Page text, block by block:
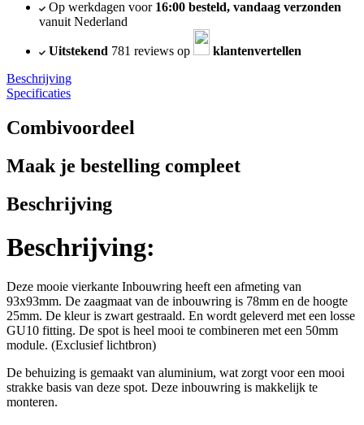
Op werkdagen voor 16:00 besteld, vandaag verzonden
vanuit Nederland
Uitstekend 781 reviews op
klantenvertellen
Beschrijving
Specificaties
Combivoordeel
Maak je bestelling compleet
Beschrijving
Beschrijving:
Deze mooie vierkante Inbouwring heeft een afmeting van
93x93mm. De zaagmaat van de inbouwring is 78mm en de hoogte
25mm. De kleur is zwart gestraald. En wordt geleverd met een losse
GU10 fitting. De spot is heel mooi te combineren met een 50mm
module. (Exclusief lichtbron)
De behuizing is gemaakt van aluminium, wat zorgt voor een mooi
strakke basis van deze spot. Deze inbouwring is makkelijk te
monteren.